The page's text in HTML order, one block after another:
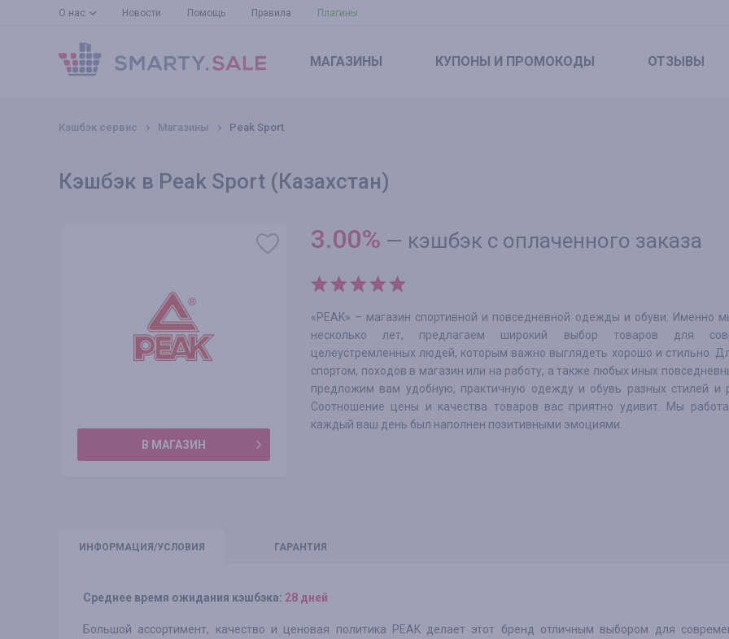
О нас Новости Помощь Правила Плагины
МАГАЗИНЫ КУПОНЫ И ПРОМОКОДЫ ОТЗЫВЫ
Кэшбэк сервис Магазины Peak Sport
Кэшбэк в Peak Sport (Казахстан)
В МАГАЗИН
3.00% — кэшбэк с оплаченного заказа
«PEAK» – магазин спортивной и повседневной одежды и обуви. Именно
несколько лет, предлагаем широкий выбор товаров для
целеустремленных людей, которым важно выглядеть хорошо и стильно.
спортом, походов в магазин или на работу, а также любых иных
предложим вам удобную, практичную одежду и обувь разных стилей и
Соотношение цены и качества товаров вас приятно удивит. Мы
каждый ваш день был наполнен позитивными эмоциями.
ИНФО РМАЦИЯ/УСЛОВИЯ ГАРАНТИЯ
Среднее время ожидания кэшбэка: 28 дней
Большой ассортимент, качество и ценовая политика PEAK делает этот бренд отличным выбором для